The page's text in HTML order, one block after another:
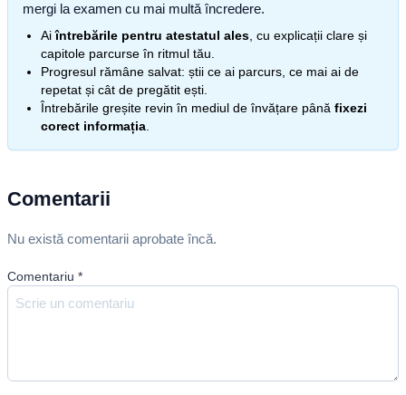
mergi la examen cu mai multă încredere.
Aiîntrebările pentru atestatul ales , cu explicații clare și
capitole parcurse în ritmul tău.
Progresul rămâne salvat: știi ce ai parcurs, ce mai ai de
repetat și cât de pregătit ești.
Întrebările greșite revin în mediul de învățare până fixezi
corect informația
Comentarii
Nu există comentarii aprobate încă.
Comentariu *